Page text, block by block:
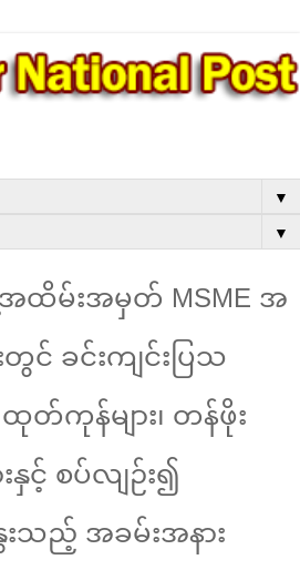
▼
▼
အထိမ်းအမှတ် MSME အ
းတွင် ခင်းကျင်းပြသ
တ်ကုန်များ၊ တန်ဖိုး
နှင့် စပ်လျဉ်း၍
းသည့် အခမ်းအနား